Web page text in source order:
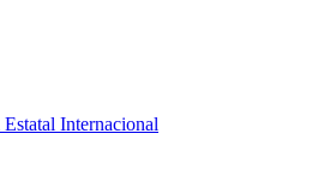
Estatal Internacional